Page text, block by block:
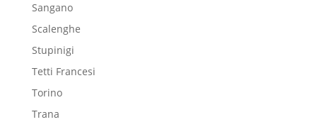
Sangano
Scalenghe
Stupinigi
Tetti Francesi
Torino
Trana